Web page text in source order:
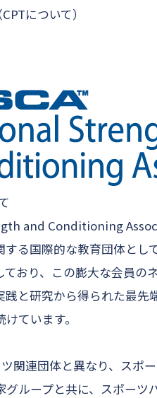
について）
and Conditioning
する国際的な教育団体と
おり、この膨大な会員
践と研究から得られた最
ています。
関連団体と異なり、スポ
グループと共に、スポー